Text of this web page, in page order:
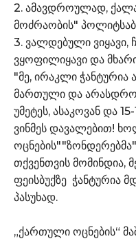
2. ამავდროულად,
მოძრაობის"
3. ვალდებული ვიყავი,
ვყოფილიყავი და
"მე, ირაკლი ჭანტურია
მართული და
უმეტეს, ასაკოვან და
ვინმეს დავალებით!
ოცნების""ზონდერებმა"
თქვენთვის მომინდია,
ფეისბუქზე ჭანტურია
პასუხად.
„ქართული ოცნების“